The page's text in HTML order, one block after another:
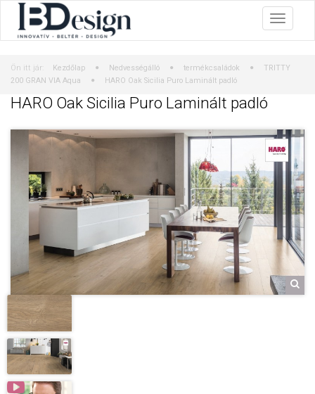
Ön itt jár: Kezdőlap Nedvességálló termékcsaládok
TRITTY
200 GRAN VIA Aqua
HARO Oak Sicilia Puro Laminált padló
HARO Oak Sicilia Puro Laminált padló